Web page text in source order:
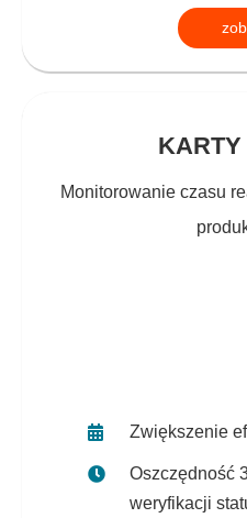
Monitorowanie czasu
Zwiększenie
Oszczędność
weryfikacji